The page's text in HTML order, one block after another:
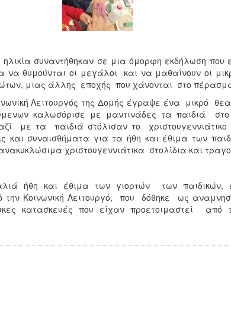
συναντήθηκαν σε μια όμορφη εκδήλωση που
να θυμούνται οι μεγάλοι και να μαθαίνουν οι
μιας άλλης εποχής που χάνονται στο
Λειτουργός της Δομής έγραψε ένα μικρό
καλωσόρισε με μαντινάδες τα παιδιά
με τα παιδιά στόλισαν το χριστουγεννιάτικο
συναισθήματα για τα ήθη και έθιμα των
χριστουγεννιάτικα στολίδια και
ήθη και έθιμα των γιορτών των παιδικών,
Κοινωνική Λειτουργό, που δόθηκε ως
κατασκευές που είχαν προετοιμαστεί από